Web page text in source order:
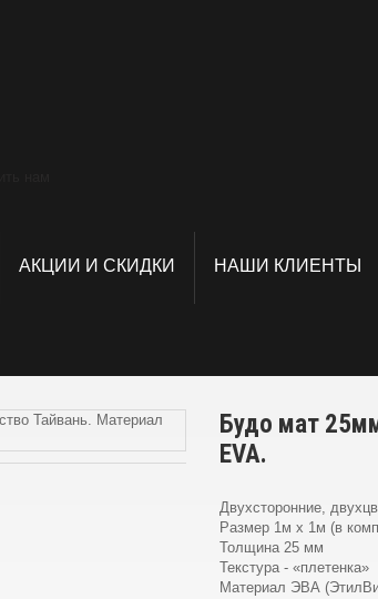
АКЦИИ И СКИДКИ НАШИ КЛИЕНТЫ
Будо мат
EVA.
Двухсторонние,
Размер 1м х 1м (в
Толщина 25 мм
Текстура - «плетенка»
Материал ЭВА